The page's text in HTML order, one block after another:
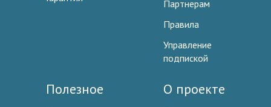
Партнерам
Правила
Управление
подпиской
Полезное О проекте